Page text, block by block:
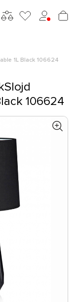
1L Black 106624
106624